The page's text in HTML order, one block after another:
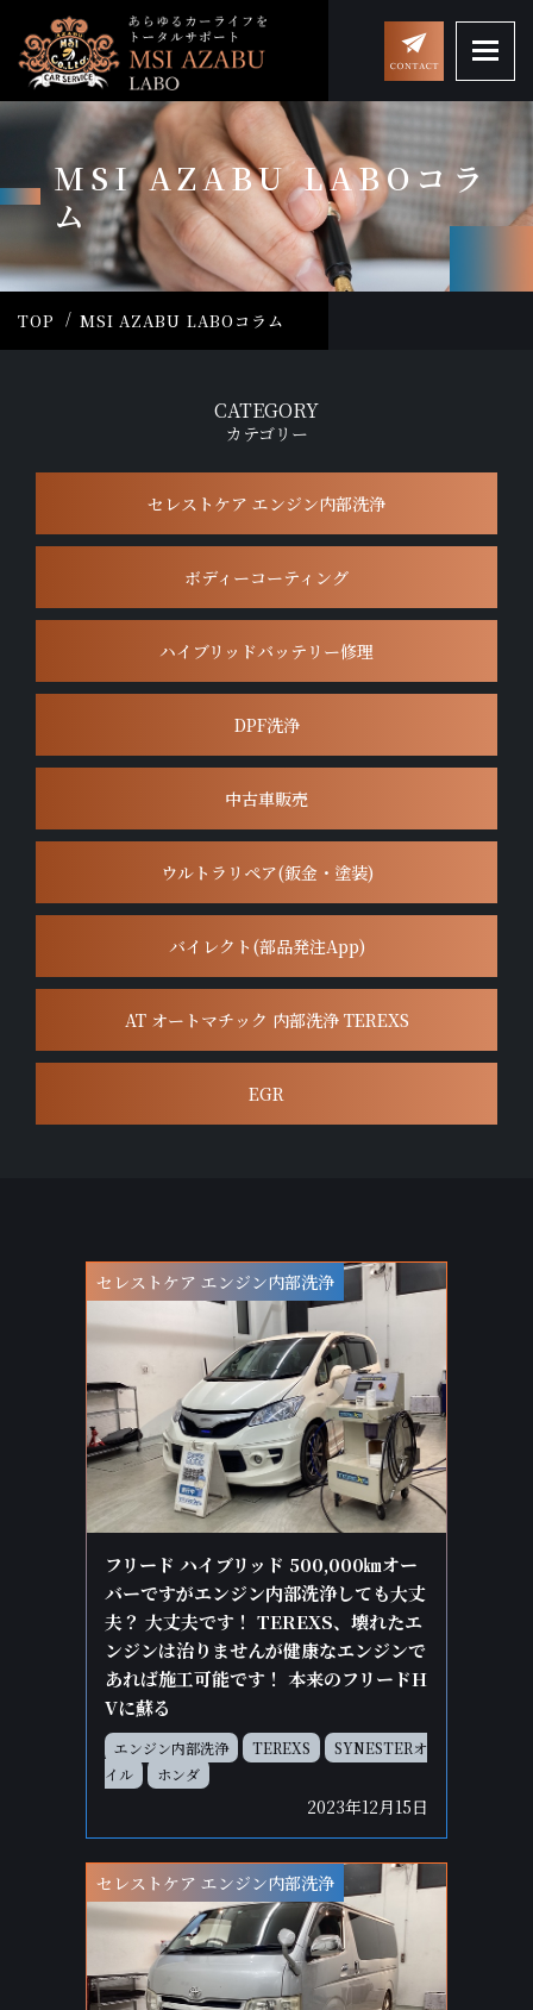
MSI AZABU LABOコラ
ム
TOP MSI AZABU LABOコラム
CATEGORY
カテゴリー
セレストケア エンジン内部洗浄
ボディーコーティング
ハイブリッドバッテリー修理
DPF洗浄
中古車販売
ウルトラリペア(鈑金・塗装)
バイレクト(部品発注App)
AT オートマチック 内部洗浄 TEREXS
EGR
セレストケア エンジン内部洗浄
フリード ハイブリッド 500,000㎞オー
バーですがエンジン内部洗浄しても大丈
夫？ 大丈夫です！ TEREXS、壊れたエ
ンジンは治りませんが健康なエンジンで
あれば施工可能です！ 本来のフリードH
Vに蘇る
エンジン内部洗浄 TEREXS
SYNESTERオ
イル
ホンダ
2023年12月15日
セレストケア エンジン内部洗浄